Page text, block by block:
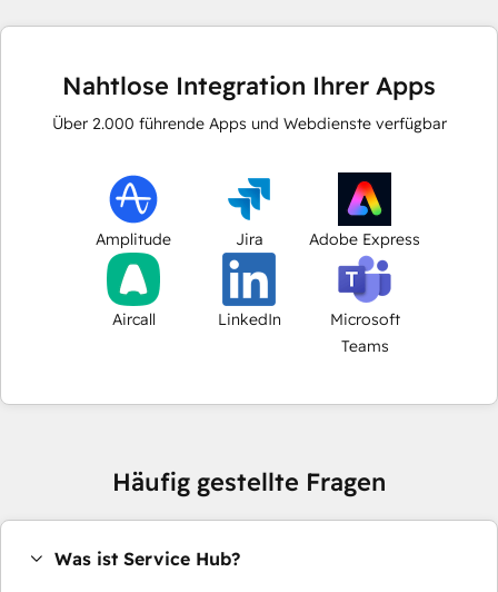
Nahtlose Integration Ihrer Apps
Über 2.000 führende Apps und Webdienste verfügbar
Amplitude Jira Adobe Express
Aircall LinkedIn
Microsoft
Teams
Häufig gestellte Fragen
Was ist Service Hub?